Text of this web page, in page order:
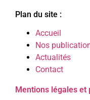
Plan du site :
Accueil
Nos
Actualités
Contact
Mentions légales